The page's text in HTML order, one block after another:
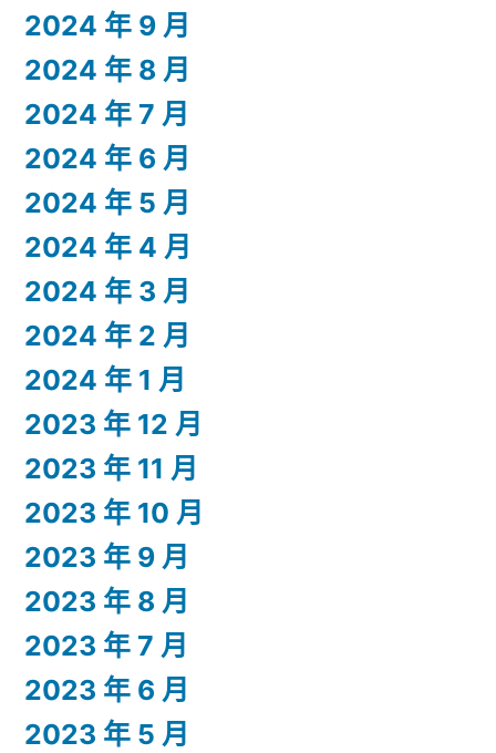
2024 年 9 月
2024 年 8 月
2024 年 7 月
2024 年 6 月
2024 年 5 月
2024 年 4 月
2024 年 3 月
2024 年 2 月
2024 年 1 月
2023 年 12 月
2023 年 11 月
2023 年 10 月
2023 年 9 月
2023 年 8 月
2023 年 7 月
2023 年 6 月
2023 年 5 月